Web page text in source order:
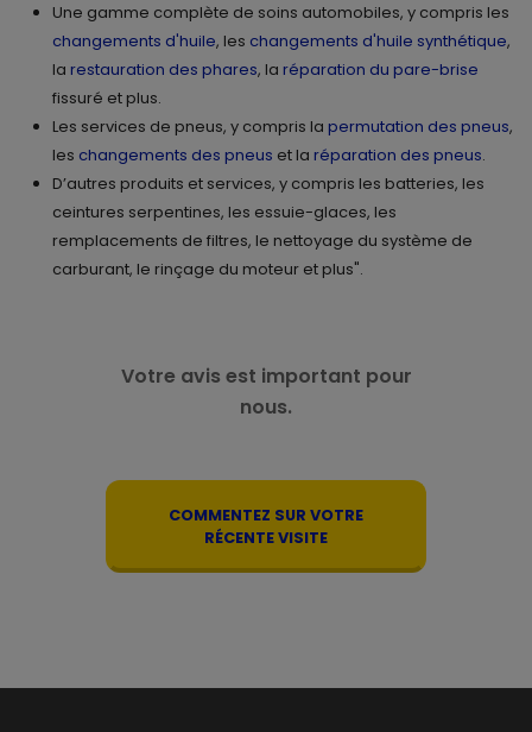
Une gamme complète de soins automobiles, y compris les
changements d'huile, les changements d'huile synthétique,
la restauration des phares, la réparation du pare-brise
fissuré et plus.
Les services de pneus, y compris la permutation des pneus,
les changements des pneus et la réparation des pneus.
D’autres produits et services, y compris les batteries, les
ceintures serpentines, les essuie-glaces, les
remplacements de filtres, le nettoyage du système de
carburant, le rinçage du moteur et plus".
Votre avis est important pour
nous.
COMMENTEZ SUR VOTRE
RÉCENTE VISITE